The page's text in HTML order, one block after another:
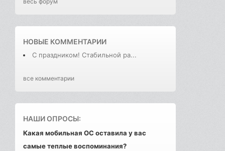
НОВЫЕ КОММЕНТАРИИ
С праздником! Стабильной ра...
все комментарии
НАШИ ОПРОСЫ:
Какая мобильная ОС оставила у вас
самые теплые воспоминания?